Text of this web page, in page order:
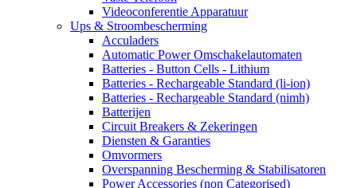
Videoconferentie Apparatuur
Ups & Stroombescherming
Acculaders
Automatic Power Omschakelautomaten
Batteries - Button Cells - Lithium
Batteries - Rechargeable Standard (li-ion)
Batteries - Rechargeable Standard (nimh)
Batterijen
Circuit Breakers & Zekeringen
Diensten & Garanties
Omvormers
Overspanning Bescherming & Stabilisatoren
Power Accessories (non Categorised)